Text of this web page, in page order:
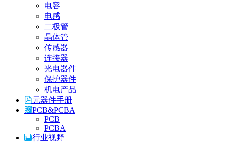
电容
电感
二极管
晶体管
传感器
连接器
光电器件
保护器件
机电产品
元器件手册
PCB&PCBA
PCB
PCBA
行业视野